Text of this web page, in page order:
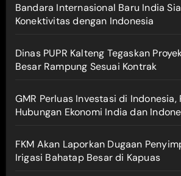
Bandara Internasional Baru India
Konektivitas dengan Indonesia
Dinas PUPR Kalteng Tegaskan
Besar Rampung Sesuai Kontrak
GMR Perluas Investasi di Indonesia,
Hubungan Ekonomi India dan
FKM Akan Laporkan Dugaan
Irigasi Bahatap Besar di Kapuas